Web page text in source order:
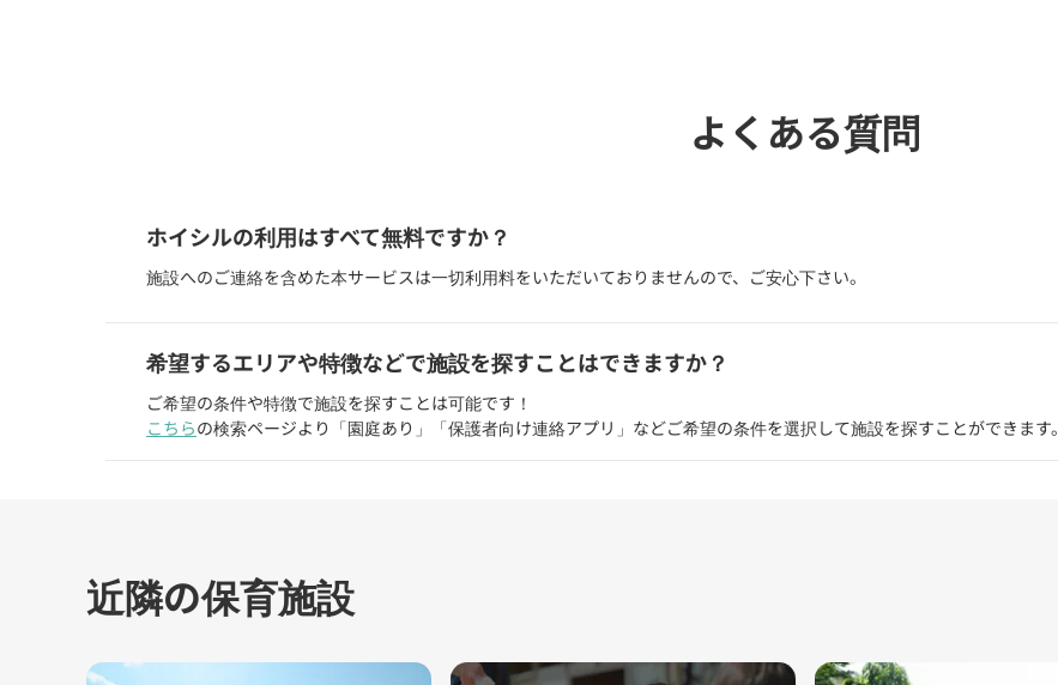
よくある質問
ホイシルの利用はすべて無料ですか？
施設へのご連絡を含めた本サービスは一切利用料をいただいておりませんので、ご安心下さい。
希望するエリアや特徴などで施設を探すことはできますか？
ご希望の条件や特徴で施設を探すことは可能です！
こちらの検索ページより「園庭あり」「保護者向け連絡アプリ」などご希望の条件を選択して施設を探すことができます。
近隣の保育施設